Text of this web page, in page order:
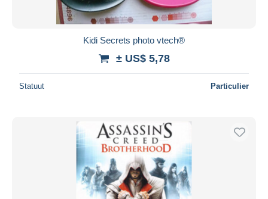
Kidi Secrets photo vtech®
± US$ 5,78
Statuut Particulier